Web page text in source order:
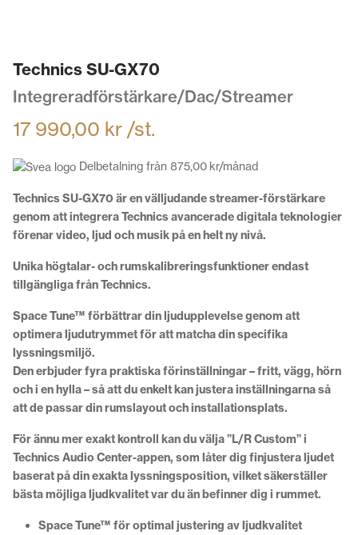
Technics SU-GX70
Integreradförstärkare/Dac/Streamer
17 990,00 kr /st.
Delbetalning från 875,00 kr/månad
Technics SU-GX70 är en välljudande streamer-förstärkare
genom att integrera Technics avancerade digitala teknologier
förenar video, ljud och musik på en helt ny nivå.
Unika högtalar- och rumskalibreringsfunktioner endast
tillgängliga från Technics.
Space Tune™ förbättrar din ljudupplevelse genom att
optimera ljudutrymmet för att matcha din specifika
lyssningsmiljö.
Den erbjuder fyra praktiska förinställningar – fritt, vägg, hörn
och i en hylla – så att du enkelt kan justera inställningarna så
att de passar din rumslayout och installationsplats.
För ännu mer exakt kontroll kan du välja ”L/R Custom” i
Technics Audio Center-appen, som låter dig finjustera ljudet
baserat på din exakta lyssningsposition, vilket säkerställer
bästa möjliga ljudkvalitet var du än befinner dig i rummet.
Space Tune™ för optimal justering av ljudkvalitet